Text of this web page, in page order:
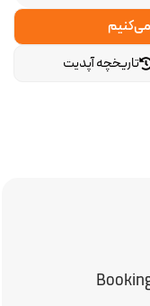
تاریخچه آپدیت